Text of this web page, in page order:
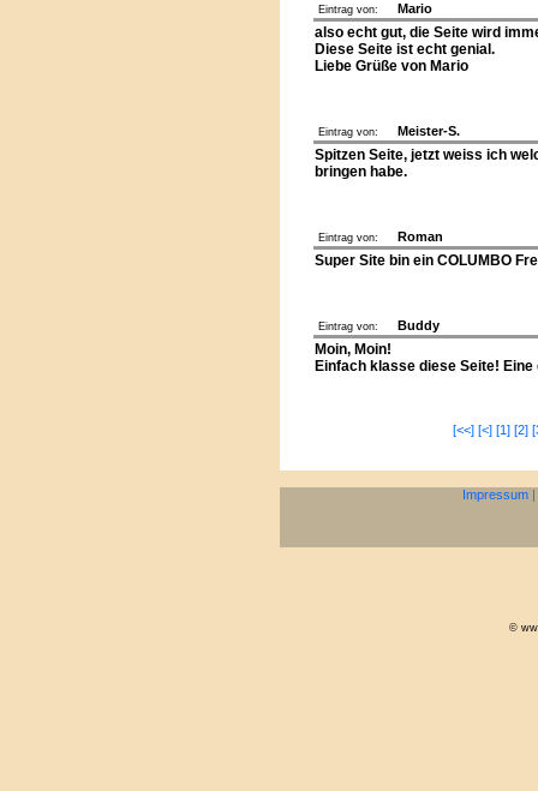
Eintrag von: Mario
also echt gut, die Seite wird
Diese Seite ist echt genial.
Liebe Grüße von Mario
Eintrag von: Meister-S.
Spitzen Seite, jetzt weiss ich
bringen habe.
Eintrag von: Roman
Super Site bin ein COLUMBO
Eintrag von: Buddy
Moin, Moin!
Einfach klasse diese Seite!
[<<] [<] [1] [2]
Impressum |
©